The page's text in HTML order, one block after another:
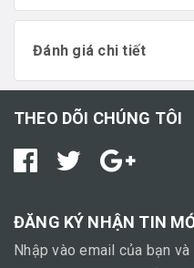
Đánh giá chi tiết
THEO DÕI CHÚNG TÔI
ĐĂNG KÝ NHẬN TIN
Nhập vào email của bạn